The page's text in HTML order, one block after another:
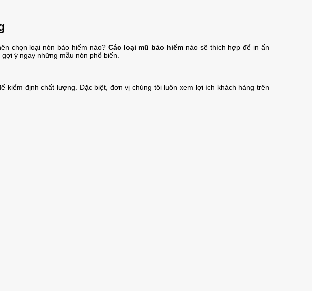
chọn loại nón bảo hiểm nào? Các loại mũ bảo hiểm nào sẽ thích hợp để in ấn
ý ngay những mẫu nón phổ biến.
định chất lượng. Đặc biệt, đơn vị chúng tôi luôn xem lợi ích khách hàng trên